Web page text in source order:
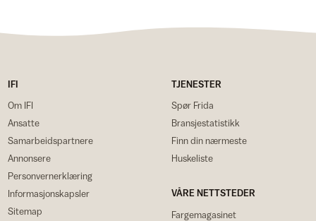
IFI
Om IFI
Ansatte
Samarbeidspartnere
Annonsere
Personvernerklæring
Informasjonskapsler
Sitemap
TJENESTER
Spør Frida
Bransjestatistikk
Finn din nærmeste
Huskeliste
VÅRE NETTSTEDER
Fargemagasinet